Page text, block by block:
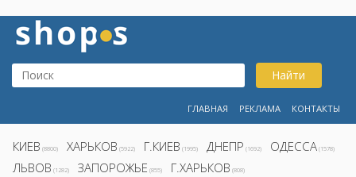
Найти
ГЛАВНАЯ РЕКЛАМА КОНТАКТЫ
КИЕВ (8800) ХАРЬКОВ (5922) Г.КИЕВ (1995) ДНЕПР (1692) ОДЕССА (1578)
ЛЬВОВ (1282) ЗАПОРОЖЬЕ (855) Г.ХАРЬКОВ (808)